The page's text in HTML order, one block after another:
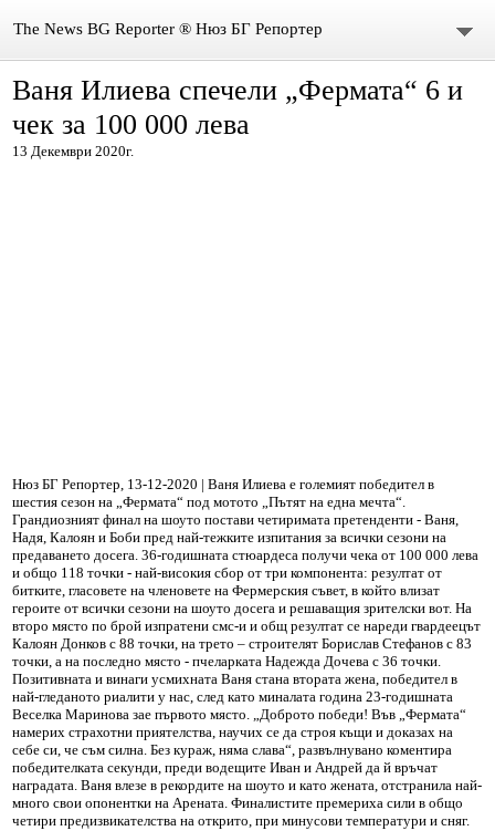
The News BG Reporter ® Нюз БГ Репортер
НОВИНИ
ЗА НАС
Ваня Илиева спечели „Фермата“ 6 и
чек за 100 000 лева
13 Декември 2020г.
Нюз БГ Репортер, 13-12-2020 | Ваня Илиева е големият победител в
шестия сезон на „Фермата“ под мотото „Пътят на една мечта“.
Грандиозният финал на шоуто постави четиримата претенденти - Ваня,
Надя, Калоян и Боби пред най-тежките изпитания за всички сезони на
предаването досега. 36-годишната стюардеса получи чека от 100 000 лева
и общо 118 точки - най-високия сбор от три компонента: резултат от
битките, гласовете на членовете на Фермерския съвет, в който влизат
героите от всички сезони на шоуто досега и решаващия зрителски вот. На
второ място по брой изпратени смс-и и общ резултат се нареди гвардеецът
Калоян Донков с 88 точки, на трето – строителят Борислав Стефанов с 83
точки, а на последно място - пчеларката Надежда Дочева с 36 точки.
Позитивната и винаги усмихната Ваня стана втората жена, победител в
най-гледаното риалити у нас, след като миналата година 23-годишната
Веселка Маринова зае първото място. „Доброто победи! Във „Фермата“
намерих страхотни приятелства, научих се да строя къщи и доказах на
себе си, че съм силна. Без кураж, няма слава“, развълнувано коментира
победителката секунди, преди водещите Иван и Андрей да й връчат
наградата. Ваня влезе в рекордите на шоуто и като жената, отстранила най-
много свои опонентки на Арената. Финалистите премериха сили в общо
четири предизвикателства на открито, при минусови температури и сняг.